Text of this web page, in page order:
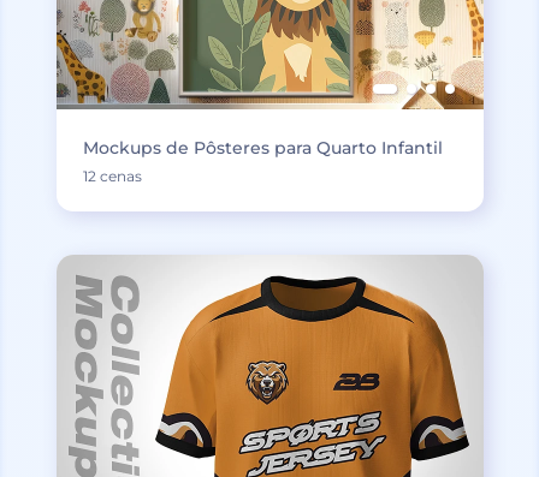
Mockups de Pôsteres para Quarto Infantil
12 cenas